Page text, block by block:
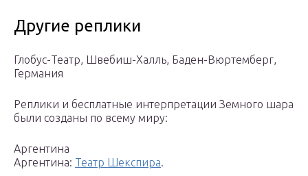
Другие реплики
Глобус-Театр, Швебиш-Халль, Баден-Вюртемберг,
Германия
Реплики и бесплатные интерпретации Земного шара
были созданы по всему миру:
Аргентина
Аргентина: Театр Шекспира.